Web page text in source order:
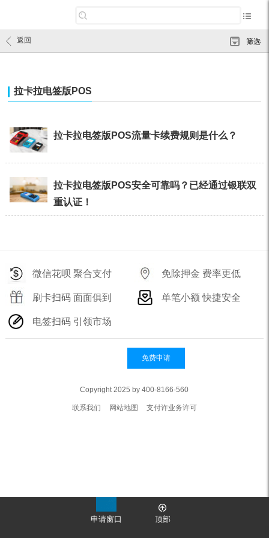
返回 筛选
拉卡拉电签版POS
拉卡拉电签版POS流量卡续费规则是什么？
拉卡拉电签版POS安全可靠吗？已经通过银联双
重认证！
微信花呗 聚合支付 免除押金 费率更低
刷卡扫码 面面俱到 单笔小额 快捷安全
电签扫码 引领市场
免费申请
Copyright 2025 by 400-8166-560
联系我们 网站地图 支付许业务许可
申请窗口 顶部